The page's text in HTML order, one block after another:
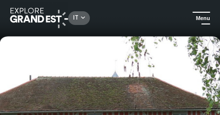
IT Menu
Escursioni Passeggiata nella regione dello Champagne alla scoperta del Lago d’Orient